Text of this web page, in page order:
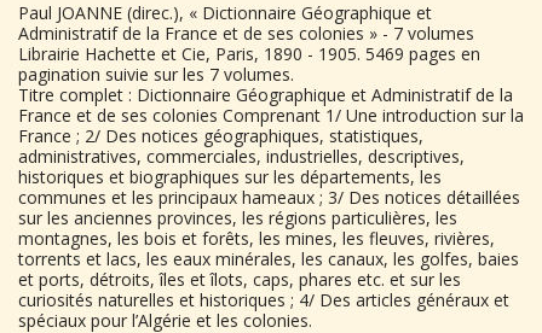
Paul JOANNE (direc.), « Dictionnaire Géographique et
Administratif de la France et de ses colonies » - 7 volumes
Librairie Hachette et Cie, Paris, 1890 - 1905. 5469 pages en
pagination suivie sur les 7 volumes.
Titre complet : Dictionnaire Géographique et Administratif de la
France et de ses colonies Comprenant 1/ Une introduction sur la
France ; 2/ Des notices géographiques, statistiques,
administratives, commerciales, industrielles, descriptives,
historiques et biographiques sur les départements, les
communes et les principaux hameaux ; 3/ Des notices détaillées
sur les anciennes provinces, les régions particulières, les
montagnes, les bois et forêts, les mines, les fleuves, rivières,
torrents et lacs, les eaux minérales, les canaux, les golfes, baies
et ports, détroits, îles et îlots, caps, phares etc. et sur les
curiosités naturelles et historiques ; 4/ Des articles généraux et
spéciaux pour l’Algérie et les colonies.